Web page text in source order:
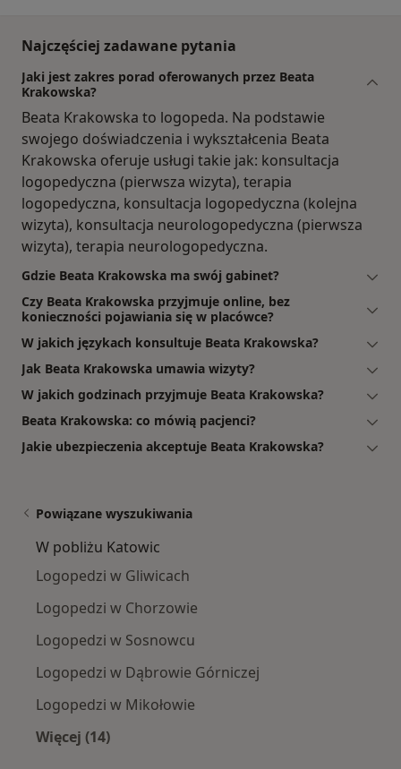
Najczęściej zadawane pytania
Jaki jest zakres porad oferowanych przez Beata
Krakowska?
Beata Krakowska to logopeda. Na podstawie
swojego doświadczenia i wykształcenia Beata
Krakowska oferuje usługi takie jak: konsultacja
logopedyczna (pierwsza wizyta), terapia
logopedyczna, konsultacja logopedyczna (kolejna
wizyta), konsultacja neurologopedyczna (pierwsza
wizyta), terapia neurologopedyczna.
Gdzie Beata Krakowska ma swój gabinet?
Czy Beata Krakowska przyjmuje online, bez
konieczności pojawiania się w placówce?
W jakich językach konsultuje Beata Krakowska?
Jak Beata Krakowska umawia wizyty?
W jakich godzinach przyjmuje Beata Krakowska?
Beata Krakowska: co mówią pacjenci?
Jakie ubezpieczenia akceptuje Beata Krakowska?
Powiązane wyszukiwania
W pobliżu Katowic
Logopedzi w Gliwicach
Logopedzi w Chorzowie
Logopedzi w Sosnowcu
Logopedzi w Dąbrowie Górniczej
Logopedzi w Mikołowie
Więcej (14)